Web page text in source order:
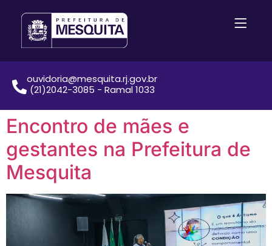
ouvidoria@mesquita.rj.gov.br
(21)2042-3085 - Ramal 1033
Encontro de mães e
gestantes na Prefeitura de
Mesquita